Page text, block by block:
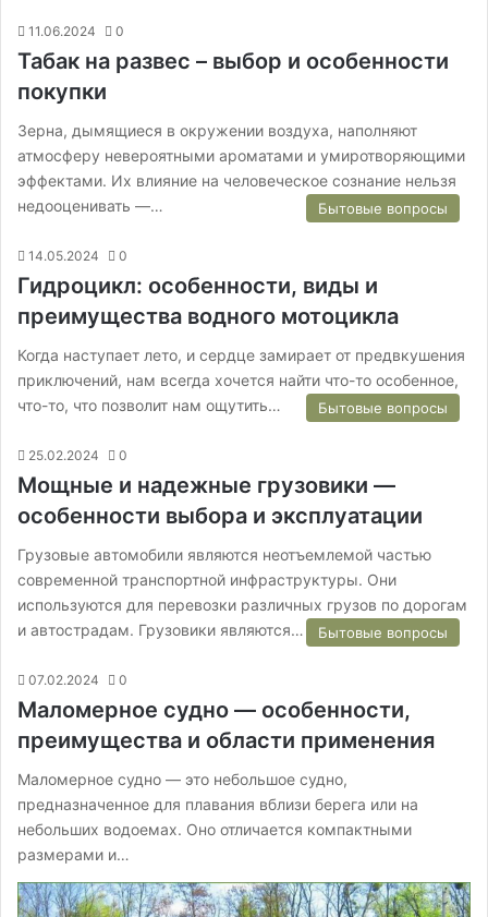
11.06.2024 0
Табак на развес – выбор и особенности
покупки
Зерна, дымящиеся в окружении воздуха, наполняют
атмосферу невероятными ароматами и умиротворяющими
эффектами. Их влияние на человеческое сознание нельзя
недооценивать —…
Бытовые вопросы
14.05.2024 0
Гидроцикл: особенности, виды и
преимущества водного мотоцикла
Когда наступает лето, и сердце замирает от предвкушения
приключений, нам всегда хочется найти что-то особенное,
что-то, что позволит нам ощутить…
Бытовые вопросы
25.02.2024 0
Мощные и надежные грузовики —
особенности выбора и эксплуатации
Грузовые автомобили являются неотъемлемой частью
современной транспортной инфраструктуры. Они
используются для перевозки различных грузов по дорогам
и автострадам. Грузовики являются…
Бытовые вопросы
07.02.2024 0
Маломерное судно — особенности,
преимущества и области применения
Маломерное судно — это небольшое судно,
предназначенное для плавания вблизи берега или на
небольших водоемах. Оно отличается компактными
размерами и…